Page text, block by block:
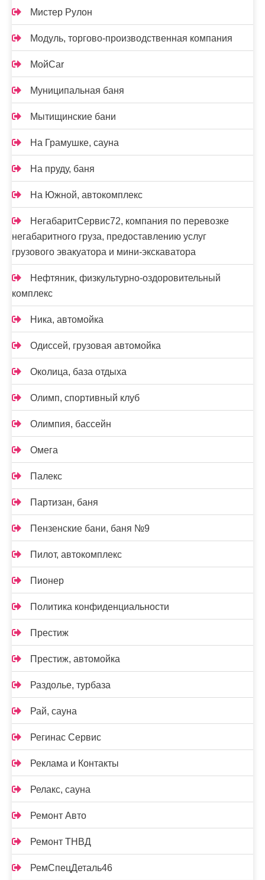
Мистер Рулон
Модуль, торгово-производственная компания
МойCar
Муниципальная баня
Мытищинские бани
На Грамушке, сауна
На пруду, баня
На Южной, автокомплекс
НегабаритСервис72, компания по перевозке
негабаритного груза, предоставлению услуг
грузового эвакуатора и мини-экскаватора
Нефтяник, физкультурно-оздоровительный
комплекс
Ника, автомойка
Одиссей, грузовая автомойка
Околица, база отдыха
Олимп, спортивный клуб
Олимпия, бассейн
Омега
Палекс
Партизан, баня
Пензенские бани, баня №9
Пилот, автокомплекс
Пионер
Политика конфиденциальности
Престиж
Престиж, автомойка
Раздолье, турбаза
Рай, сауна
Регинас Сервис
Реклама и Контакты
Релакс, сауна
Ремонт Авто
Ремонт ТНВД
РемСпецДеталь46